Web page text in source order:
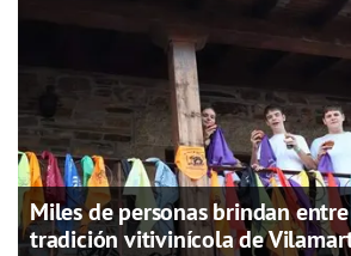
Miles de personas brindan
tradición vitivinícola de